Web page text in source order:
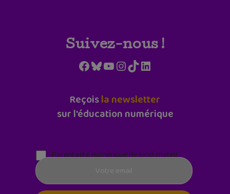
Suivez-nous !
Facebook
Bluesky
YouTube
Instagram
TikTokLinkedIn
Reçoisla newsletter
sur l'éducation numérique
Parentalité numérique (le lundi matin)